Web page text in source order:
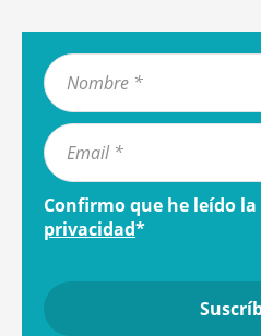
Confirmo que he leído la
privacidad*